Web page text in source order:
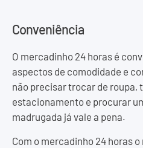
Conveniência
O mercadinho 24 horas é
aspectos de comodidade e
não precisar trocar de roupa,
estacionamento e procurar
madrugada já vale a pena.
Com o mercadinho 24 horas